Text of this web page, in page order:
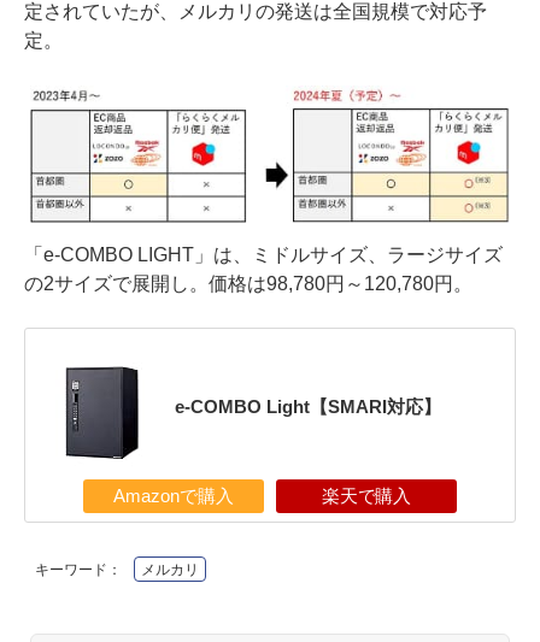
定されていたが、メルカリの発送は全国規模で対応予
定。
「e-COMBO LIGHT」は、ミドルサイズ、ラージサイズ
の2サイズで展開し。価格は98,780円～120,780円。
e-COMBO Light【SMARI対応】
Amazonで購入 楽天で購入
キーワード： メルカリ